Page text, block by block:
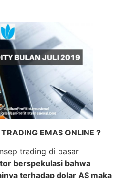
EMAS ONLINE ?
trading di pasar
berspekulasi bahwa
terhadap dolar AS maka